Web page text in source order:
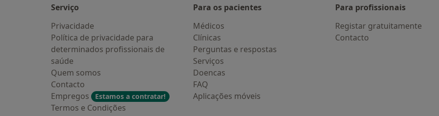
Serviço
Privacidade
Política de privacidade para
determinados profissionais de
saúde
Quem somos
Contacto
Empregos
Estamos a contratar!
Termos e Condições
Para os pacientes
Médicos
Clínicas
Perguntas e respostas
Serviços
Doencas
FAQ
Aplicações móveis
Para profissionais
Registar gratuitamente
Contacto